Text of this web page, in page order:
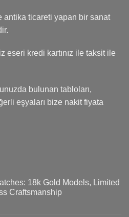
antika ticareti yapan bir sanat
eseri kredi kartınız ile taksit ile
bulunan tabloları,
eşyaları bize nakit fiyata
18k Gold Models, Limited
Craftsmanship